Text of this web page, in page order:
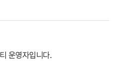
운영자입니다.